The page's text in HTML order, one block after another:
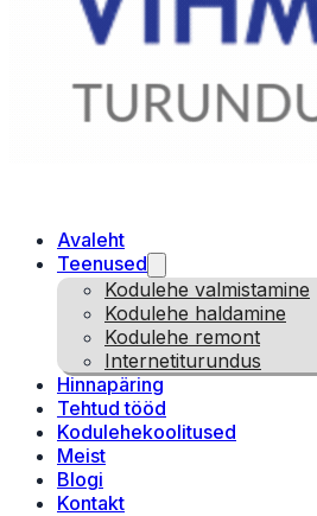
Avaleht
Teenused
Kodulehe valmistamine
Kodulehe haldamine
Kodulehe remont
Internetiturundus
Hinnapäring
Tehtud tööd
Kodulehekoolitused
Meist
Blogi
Kontakt